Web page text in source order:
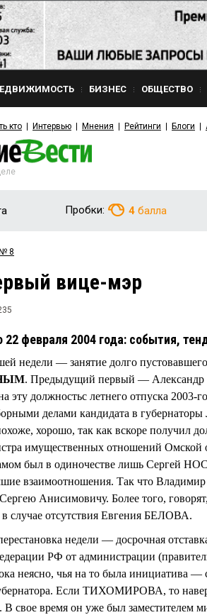
БИЗНЕС ОБЩЕСТВО
кто Интервью Мнения Рейтинги Блоги
Пробки: 4 балла
№ 8
вице-мэр
22 февраля 2004 года: события,
недели — занятие долго
. Предыдущий первый —
эту должностьс летнего отпуска 2003-
делами кандидата в губернаторы
хорошо, так как вскоре получил
имущественных отношений Омской
был в одиночестве лишь Сергей
взаимоотношения. Так что
Анисимовичу. Более того,
в случае отсутствия Евгения БЕЛОВА.
недели — досрочная
РФ от администрации
чья на то была инициатива —
Если ТИХОМИРОВА, то
В свое время он уже был заместителем